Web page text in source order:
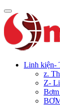
Linh kiện-
z.
Z-